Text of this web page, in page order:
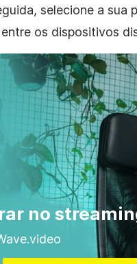
selecione a sua
os dispositivos
no